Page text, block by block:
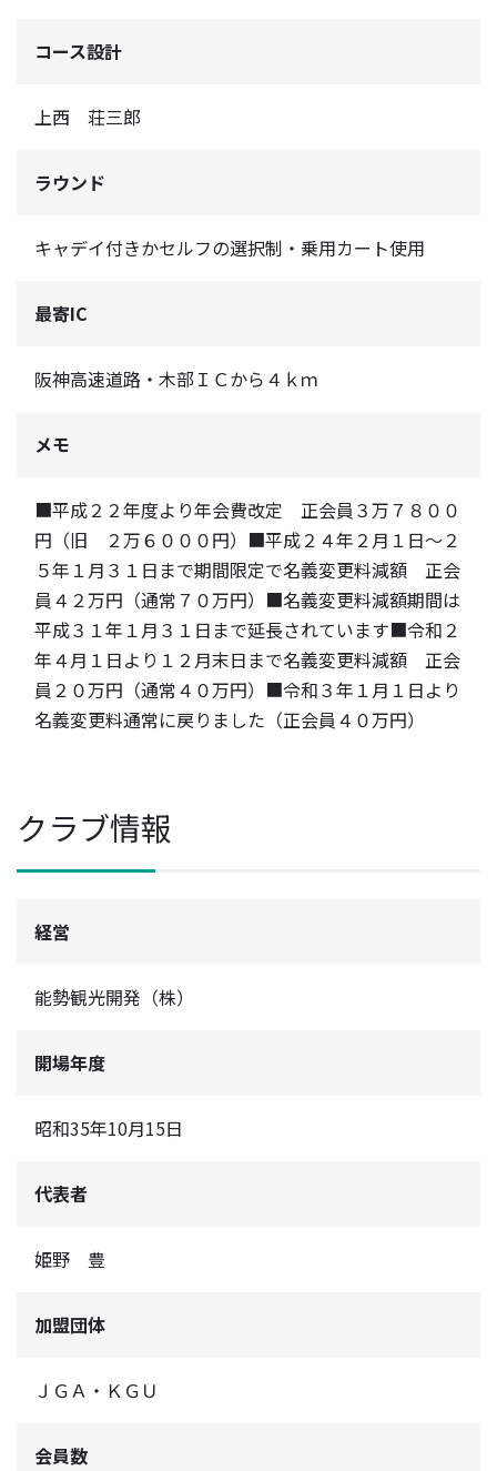
コース設計
上西 荘三郎
ラウンド
キャデイ付きかセルフの選択制・乗用カート使用
最寄IC
阪神高速道路・木部ＩＣから４ｋｍ
メモ
■平成２２年度より年会費改定 正会員３万７８００
円（旧 ２万６０００円）■平成２４年２月１日～２
５年１月３１日まで期間限定で名義変更料減額 正会
員４２万円（通常７０万円）■名義変更料減額期間は
平成３１年１月３１日まで延長されています■令和２
年４月１日より１２月末日まで名義変更料減額 正会
員２０万円（通常４０万円）■令和３年１月１日より
名義変更料通常に戻りました（正会員４０万円）
クラブ情報
経営
能勢観光開発（株）
開場年度
昭和35年10月15日
代表者
姫野 豊
加盟団体
ＪＧＡ・ＫＧＵ
会員数